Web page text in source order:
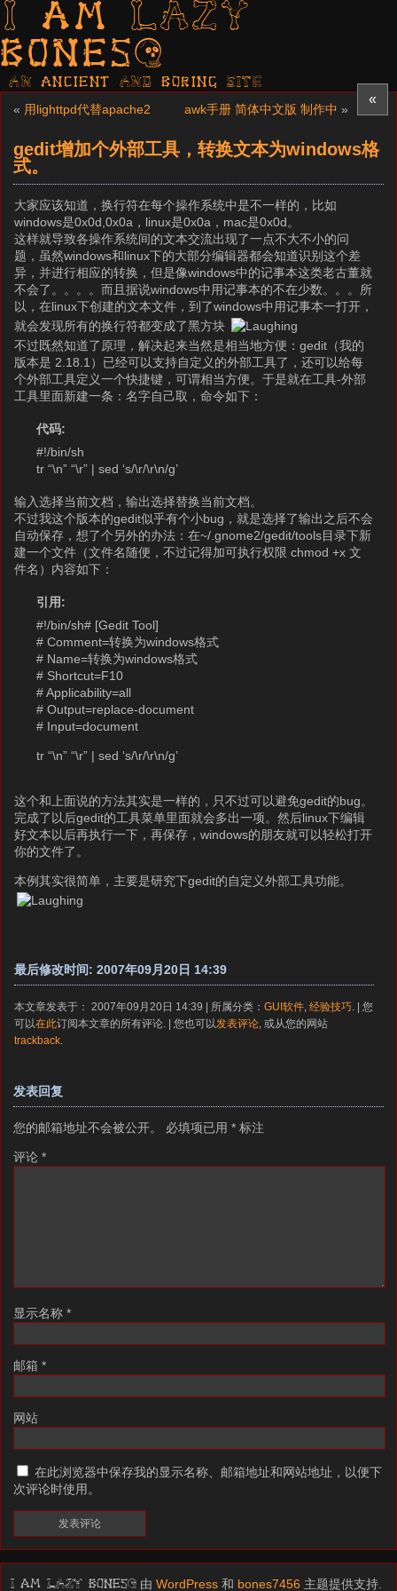
I am LAZY
bones?
AN ancient AND boring SITE
«
« 用lighttpd代替apache2 awk手册 简体中文版 制作中 »
gedit增加个外部工具，转换文本为windows格
式。
大家应该知道，换行符在每个操作系统中是不一样的，比如
windows是0x0d,0x0a，linux是0x0a，mac是0x0d。
这样就导致各操作系统间的文本交流出现了一点不大不小的问
题，虽然windows和linux下的大部分编辑器都会知道识别这个差
异，并进行相应的转换，但是像windows中的记事本这类老古董就
不会了。。。。而且据说windows中用记事本的不在少数。。。所
以，在linux下创建的文本文件，到了windows中用记事本一打开，
就会发现所有的换行符都变成了黑方块
不过既然知道了原理，解决起来当然是相当地方便：gedit（我的
版本是 2.18.1）已经可以支持自定义的外部工具了，还可以给每
个外部工具定义一个快捷键，可谓相当方便。于是就在工具-外部
工具里面新建一条：名字自己取，命令如下：
代码:
#!/bin/sh
tr “\n” “\r” | sed ‘s/\r/\r\n/g’
输入选择当前文档，输出选择替换当前文档。
不过我这个版本的gedit似乎有个小bug，就是选择了输出之后不会
自动保存，想了个另外的办法：在~/.gnome2/gedit/tools目录下新
建一个文件（文件名随便，不过记得加可执行权限 chmod +x 文
件名）内容如下：
引用:
#!/bin/sh# [Gedit Tool]
# Comment=转换为windows格式
# Name=转换为windows格式
# Shortcut=F10
# Applicability=all
# Output=replace-document
# Input=document
tr “\n” “\r” | sed ‘s/\r/\r\n/g’
这个和上面说的方法其实是一样的，只不过可以避免gedit的bug。
完成了以后gedit的工具菜单里面就会多出一项。然后linux下编辑
好文本以后再执行一下，再保存，windows的朋友就可以轻松打开
你的文件了。
本例其实很简单，主要是研究下gedit的自定义外部工具功能。
最后修改时间: 2007年09月20日 14:39
本文章发表于： 2007年09月20日 14:39 | 所属分类：GUI软件 ,经验技巧 . | 您
可以在此订阅本文章的所有评论. | 您也可以 发表评论 , 或从您的网站
trackback
发表回复
您的邮箱地址不会被公开。 必填项已用 * 标注
评论 *
显示名称 *
邮箱 *
网站
在此浏览器中保存我的显示名称、邮箱地址和网站地址，以便下
次评论时使用。
I am LAZY bones? 由WordPress 和 bones7456 主题提供支持.